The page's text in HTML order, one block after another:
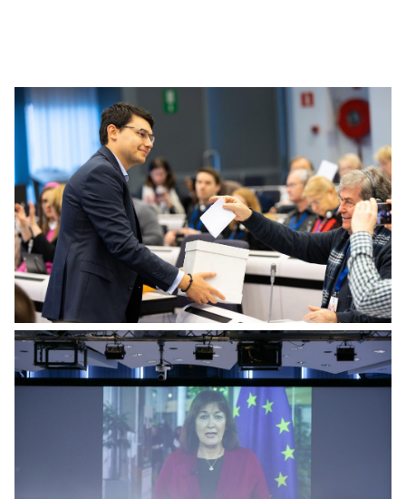
Citizens panel dots